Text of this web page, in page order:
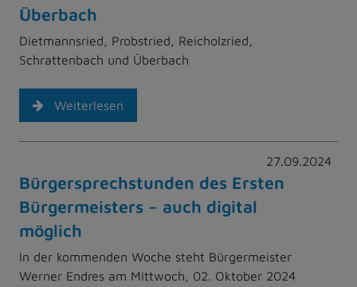
Überbach
Dietmannsried, Probstried, Reicholzried,
Schrattenbach und Überbach
Weiterlesen
27.09.2024
Bürgersprechstunden des Ersten
Bürgermeisters – auch digital
möglich
In der kommenden Woche steht Bürgermeister
Werner Endres am Mittwoch, 02. Oktober 2024